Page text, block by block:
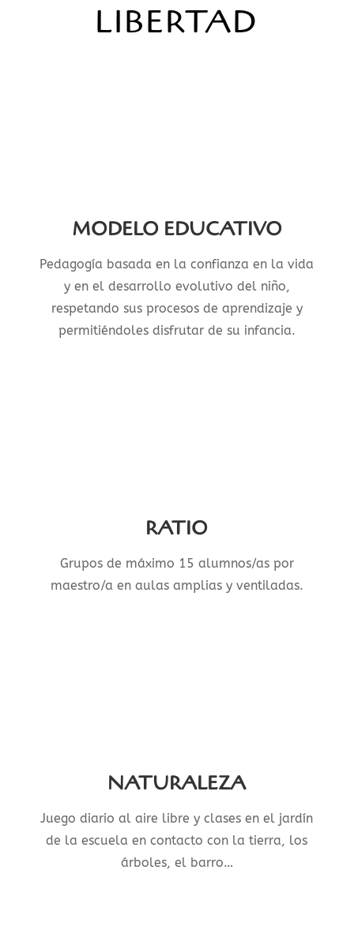
LIBERTAD
MODELO EDUCATIVO
Pedagogía basada en la confianza en la vida
y en el desarrollo evolutivo del niño,
respetando sus procesos de aprendizaje y
permitiéndoles disfrutar de su infancia.
RATIO
Grupos de máximo 15 alumnos/as por
maestro/a en aulas amplias y ventiladas.
NATURALEZA
Juego diario al aire libre y clases en el jardín
de la escuela en contacto con la tierra, los
árboles, el barro…